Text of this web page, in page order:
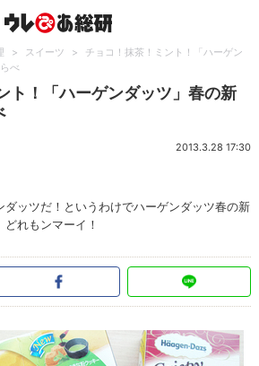
> スイーツ >
チョコ！抹茶！ミント！「ハーゲン
べ
ト！「ハーゲンダッツ」春の新
2013.3.28 17:30
ッツだ！というわけでハーゲンダッツ春の新
れもンマーイ！